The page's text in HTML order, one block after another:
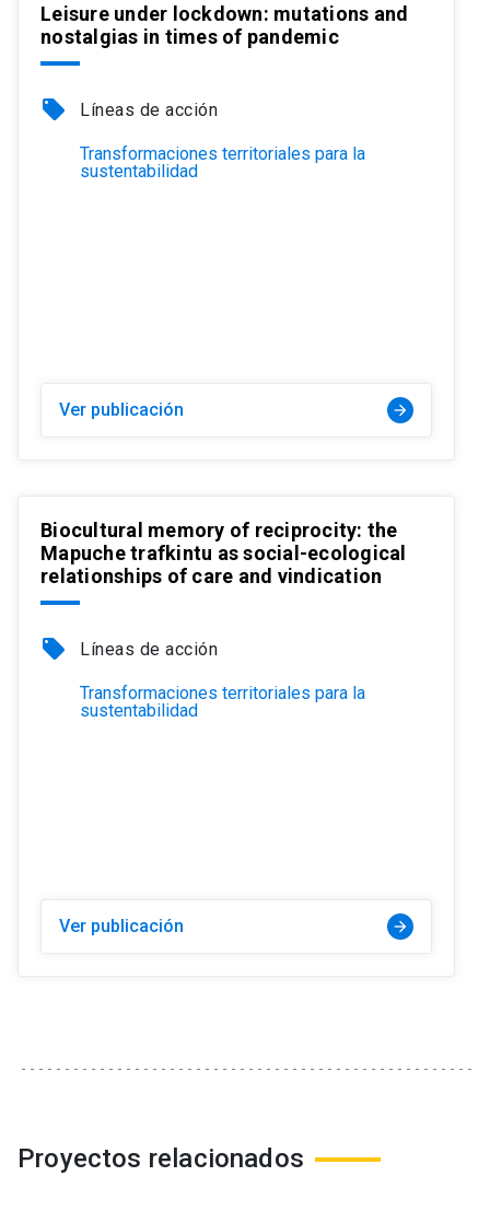
Leisure under lockdown: mutations and
nostalgias in times of pandemic
local_offer Líneas de acción
Transformaciones territoriales para la
sustentabilidad
Ver publicación arrow_forward
Biocultural memory of reciprocity: the
Mapuche trafkintu as social-ecological
relationships of care and vindication
local_offer Líneas de acción
Transformaciones territoriales para la
sustentabilidad
Ver publicación arrow_forward
Proyectos relacionados